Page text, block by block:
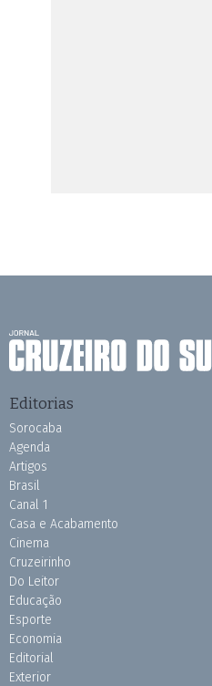
Editorias
Sorocaba
Agenda
Artigos
Brasil
Canal 1
Casa e Acabamento
Cinema
Cruzeirinho
Do Leitor
Educação
Esporte
Economia
Editorial
Exterior